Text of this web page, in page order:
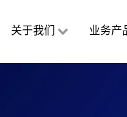
关于我们 业务产